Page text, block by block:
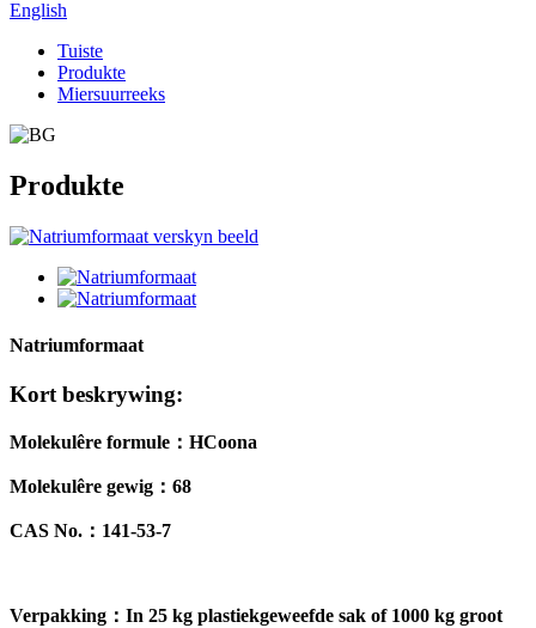
English
Tuiste
Produkte
Miersuurreeks
Produkte
Natriumformaat
Kort beskrywing:
Molekulêre formule ： HCoona
Molekulêre gewig ： 68
CAS No. ： 141-53-7
Verpakking ： In 25 kg plastiekgeweefde sak of 1000 kg groot